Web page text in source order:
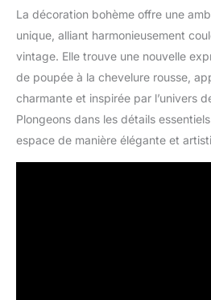
La décoration bohème offre une
unique, alliant harmonieusement
vintage. Elle trouve une nouvelle
de poupée à la chevelure rousse,
charmante et inspirée par l’univers
Plongeons dans les détails
espace de manière élégante et